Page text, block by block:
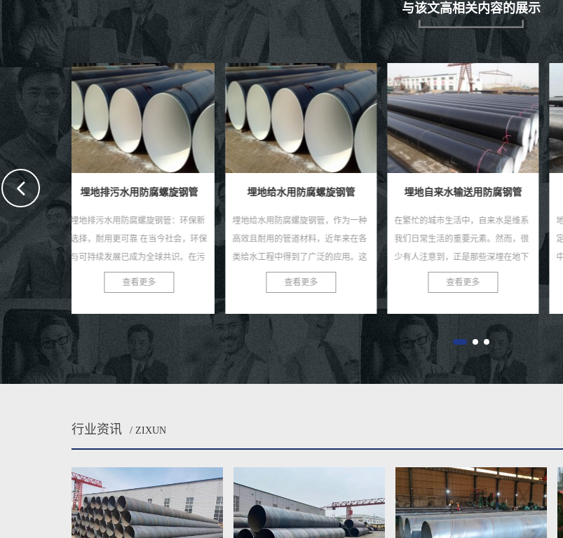
与该文高相关内容的展示
旋钢管
管：环保新
社会，环保
共识。在污
一款高效、
埋地给水用防腐螺旋钢管
埋地给水用防腐螺旋钢管，作为一种
高效且耐用的管道材料，近年来在各
类给水工程中得到了广泛的应用。这
种钢管以其独特的螺旋结构、优良的
防腐性能及出色的耐用性...
查看更多
埋地自来水输送用防腐钢管
在繁忙的城市生活中，自来水是维系
我们日常生活的重要元素。然而，很
少有人注意到，正是那些深埋在地下
的防腐钢管，默默承担着输送清洁水
源的重任。今天，就让我...
查看更多
地埋供水用防腐螺旋钢管
地埋供水用防腐螺旋钢管——高效稳
定，持久耐用 在现代城市供水系统
中，地埋供水用防腐螺旋钢管以其卓
越的性能和稳定的品质，赢得了广大
用户的青睐。这种管道不...
查看更多
行业资讯 / ZIXUN